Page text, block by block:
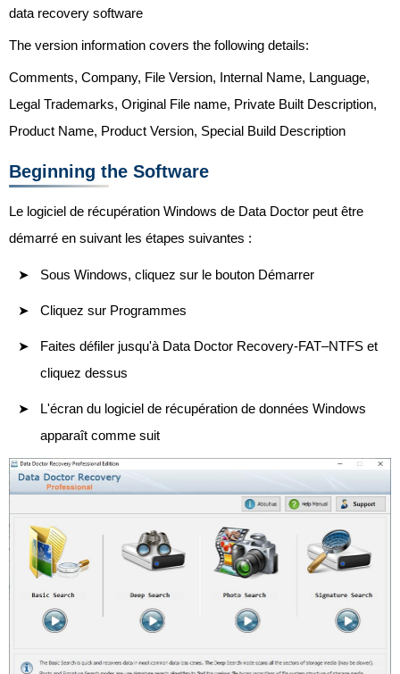
data recovery software
The version information covers the following details:
Comments, Company, File Version, Internal Name, Language,
Legal Trademarks, Original File name, Private Built Description,
Product Name, Product Version, Special Build Description
Beginning the Software
Le logiciel de récupération Windows de Data Doctor peut être
démarré en suivant les étapes suivantes :
Sous Windows, cliquez sur le bouton Démarrer
Cliquez sur Programmes
Faites défiler jusqu'à Data Doctor Recovery-FAT–NTFS et
cliquez dessus
L'écran du logiciel de récupération de données Windows
apparaît comme suit